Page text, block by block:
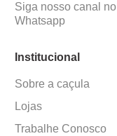
Siga nosso canal no
Whatsapp
Institucional
Sobre a caçula
Lojas
Trabalhe Conosco